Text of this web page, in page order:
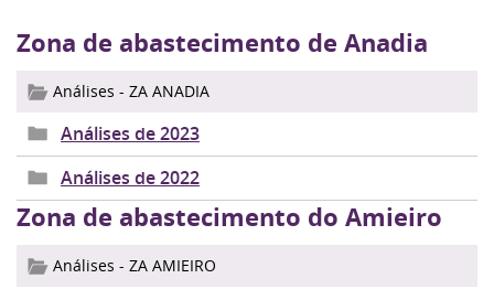
Zona de abastecimento de Anadia
Análises - ZA ANADIA
Análises de 2023
Análises de 2022
Zona de abastecimento do Amieiro
Análises - ZA AMIEIRO